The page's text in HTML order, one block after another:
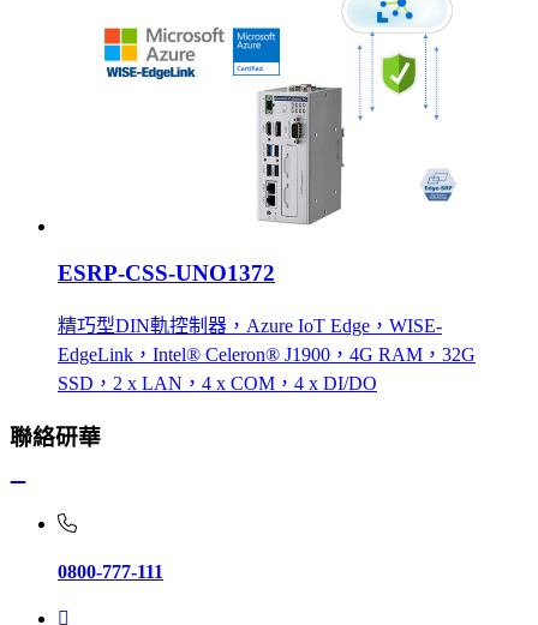
ESRP-CSS-UNO1372
精巧型DIN軌控制器，Azure IoT Edge，WISE-
EdgeLink，Intel® Celeron® J1900，4G RAM，32G
SSD，2 x LAN，4 x COM，4 x DI/DO
聯絡研華
0800-777-111